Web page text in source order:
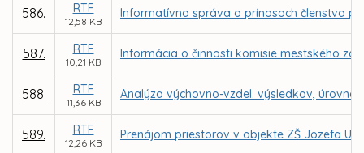
586. RTF
12,58 KB
Informatívna správa o prínosoch členstva
587. RTF
10,21 KB
Informácia o činnosti komisie mestského
588. RTF
11,36 KB
Analýza výchovno-vzdel. výsledkov, úrovne
589. RTF
12,26 KB
Prenájom priestorov v objekte ZŠ Jozefa